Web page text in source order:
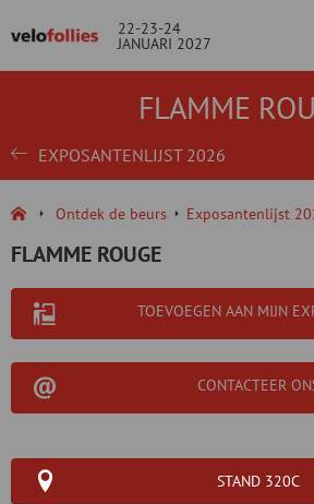
22-23-24
JANUARI 2027
FLAMME
EXPOSANTENLIJST 2026
Ontdek de beurs Exposantenlijst
FLAMME ROUGE
TOEVOEGEN AAN MIJN
CONTACTEER
STAND 320C